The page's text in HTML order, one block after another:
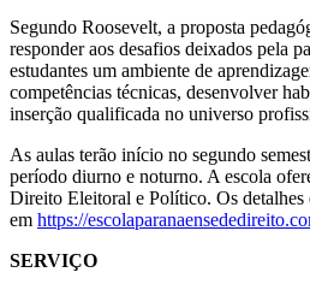
Segundo Roosevelt, a proposta
responder aos desafios deixados pela
estudantes um ambiente de
competências técnicas, desenvolver
inserção qualificada no universo
As aulas terão início no segundo
período diurno e noturno. A escola
Direito Eleitoral e Político. Os detalhes
em https://
SERVIÇO